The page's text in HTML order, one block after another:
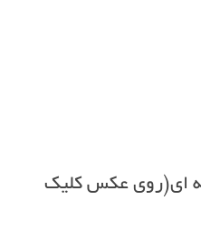
ای(روی عکس کلیک